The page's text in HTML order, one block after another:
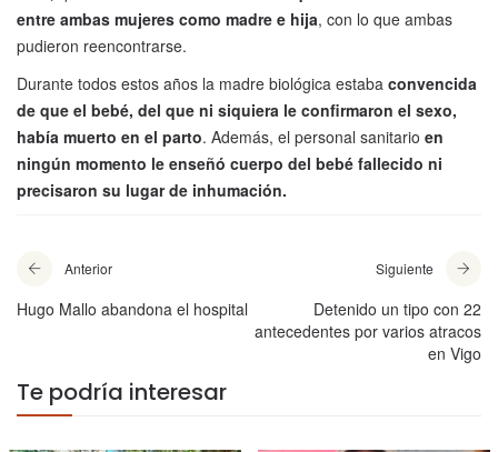
entre ambas mujeres como madre e hija, con lo que ambas
pudieron reencontrarse.
Durante todos estos años la madre biológica estaba convencida
de que el bebé, del que ni siquiera le confirmaron el sexo,
había muerto en el parto. Además, el personal sanitario en
ningún momento le enseñó cuerpo del bebé fallecido ni
precisaron su lugar de inhumación.
Anterior
Hugo Mallo abandona el hospital
Siguiente
Detenido un tipo con 22
antecedentes por varios atracos
en Vigo
Te podría interesar